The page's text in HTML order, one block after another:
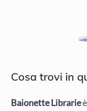
Cosa trovi in
Baionette Librarie